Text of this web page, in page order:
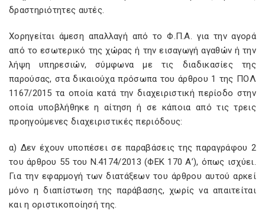
δραστηριότητες αυτές.
Χορηγείται άμεση απαλλαγή από το Φ.Π.Α. για την αγορά
από το εσωτερικό της χώρας ή την εισαγωγή αγαθών ή την
λήψη υπηρεσιών, σύμφωνα με τις διαδικασίες της
παρούσας, στα δικαιούχα πρόσωπα του άρθρου 1 της ΠΟΛ
1167/2015 τα οποία κατά την διαχειριστική περίοδο στην
οποία υποβλήθηκε η αίτηση ή σε κάποια από τις τρεις
προηγούμενες διαχειριστικές περιόδους:
α) Δεν έχουν υποπέσει σε παραβάσεις της παραγράφου 2
του άρθρου 55 του Ν.4174/2013 (ΦΕΚ 170 Α’), όπως ισχύει.
Για την εφαρμογή των διατάξεων του άρθρου αυτού αρκεί
μόνο η διαπίστωση της παράβασης, χωρίς να απαιτείται
και η οριστικοποίησή της.